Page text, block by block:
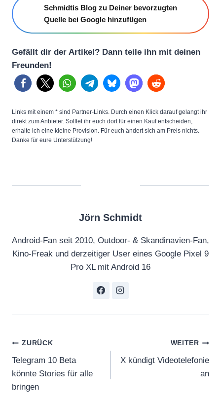
Schmidtis Blog zu Deiner bevorzugten
Quelle bei Google hinzufügen
Gefällt dir der Artikel? Dann teile ihn mit deinen
Freunden!
Links mit einem * sind Partner-Links. Durch einen Klick darauf gelangt ihr
direkt zum Anbieter. Solltet ihr euch dort für einen Kauf entscheiden,
erhalte ich eine kleine Provision. Für euch ändert sich am Preis nichts.
Danke für eure Unterstützung!
Jörn Schmidt
Android-Fan seit 2010, Outdoor- & Skandinavien-Fan,
Kino-Freak und derzeitiger User eines Google Pixel 9
Pro XL mit Android 16
Beitragsnavigation
ZURÜCK
Telegram 10 Beta
könnte Stories für alle
bringen
WEITER
X kündigt Videotelefonie
an